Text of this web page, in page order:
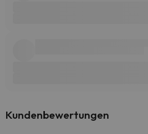
Kundenbewertungen